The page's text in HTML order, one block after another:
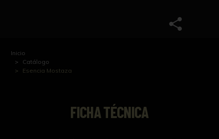
Inicio
Catálogo
Esencia Mostaza
FICHA TÉCNICA